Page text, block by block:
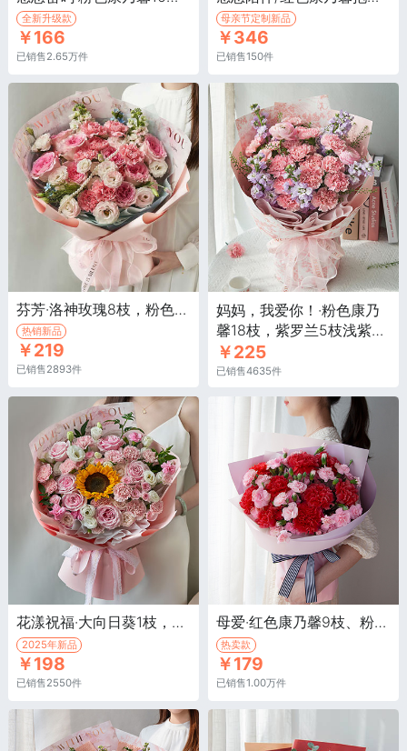
全新升级款
￥166
已销售2.65万件
母亲节定制新品
￥346
已销售150件
芬芳·洛神玫瑰8枝，粉色康乃馨9枝，蓝星花2枝等
热销新品
￥219
已销售2893件
妈妈，我爱你！·粉色康乃
馨18枝，紫罗兰5枝浅紫，
粉色洋牡丹2枝
￥225
已销售4635件
花漾祝福·大向日葵1枝，粉色玫瑰6枝
2025年新品
￥198
已销售2550件
母爱·红色康乃馨9枝、粉色多头康乃馨10枝
热卖款
￥179
已销售1.00万件